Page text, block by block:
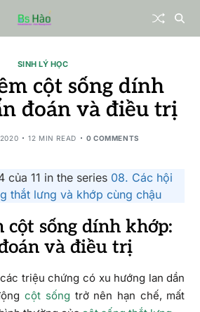
SINH LÝ HỌC
cột sống dính
đoán và điều trị
12 MIN READ 0 COMMENTS
của 11 in the series 08. Các hội
thắt lưng và khớp cùng chậu
cột sống dính khớp:
và điều trị
triệu chứng có xu hướng lan dần
cột sống trở nên hạn chế, mất